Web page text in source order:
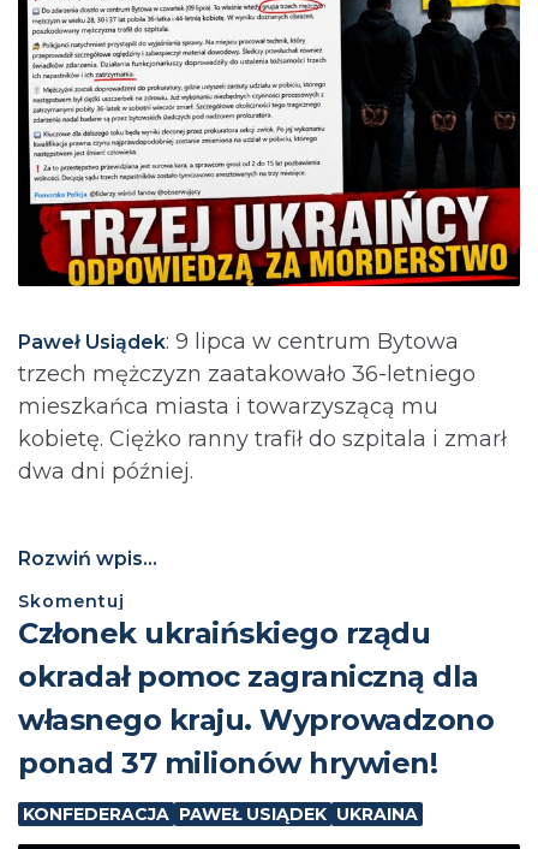
Paweł Usiądek: 9 lipca w centrum Bytowa
trzech mężczyzn zaatakowało 36-letniego
mieszkańca miasta i towarzyszącą mu
kobietę. Ciężko ranny trafił do szpitala i zmarł
dwa dni później.
Rozwiń wpis...
Skomentuj
Członek ukraińskiego rządu
okradał pomoc zagraniczną dla
własnego kraju. Wyprowadzono
ponad 37 milionów hrywien!
KONFEDERACJA PAWEŁ USIĄDEK UKRAINA